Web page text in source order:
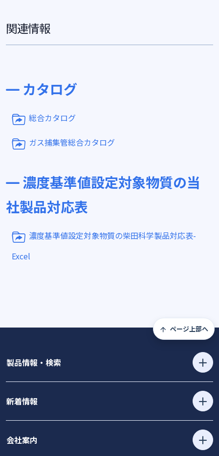
関連情報
カタログ
総合カタログ
ガス捕集管総合カタログ
濃度基準値設定対象物質の当
社製品対応表
濃度基準値設定対象物質の柴田科学製品対応表-
Excel
ページ上部へ
製品情報・検索
新着情報
会社案内